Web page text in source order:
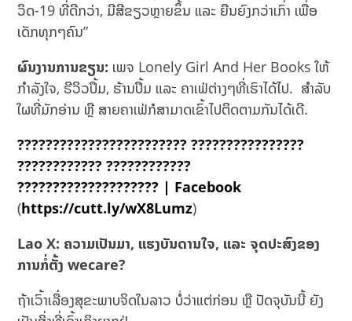
ວິດ-19 ທີ່ດີກວ່າ, ມີສີຂຽວຫຼາຍຂຶ້ນ ແລະ ຍືນຍົງກວ່າເກົ່າ ເພື່ອ
ເດັກທຸກໆຄົນ”
ຜົນງານການຂຽນ: ເພຈ Lonely Girl And Her Books ໃຫ້
ກຳລັງໃຈ, ຣີວິວປຶ້ມ, ຮ້ານປຶ້ມ ແລະ ຄາເຟ່ຕ່າງໆທີ່ເຮົາໄດ້ໄປ. ສຳລັບ
ໃຜທີ່ມັກອ່ານ ຫຼື ສາຍຄາເຟ່ກໍສາມາດເຂົ້າໄປຕິດຕາມກັນໄດ້ເດີ.
???????????????????????? ????????????????
???????????? ????????????
???????????????????? | Facebook
(https://cutt.ly/wX8Lumz)
Lao X: ຄວາມເປັນມາ, ແຮງບັນດານໃຈ, ແລະ ຈຸດປະສົງຂອງ
ການກໍ່ຕັ້ງwecare?
ຖ້າເວົ້າເລື່ອງສຸຂະພາບຈິດໃນລາວ ບໍ່ວ່າແຕ່ກ່ອນ ຫຼື ປັດຈຸບັນນີ້ ຍັງ